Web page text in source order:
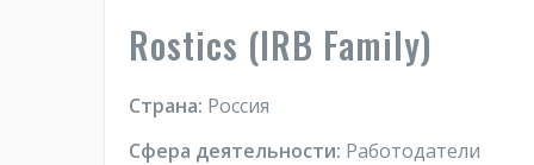
Rostics (IRB Family)
Страна: Россия
Сфера деятельности: Работодатели